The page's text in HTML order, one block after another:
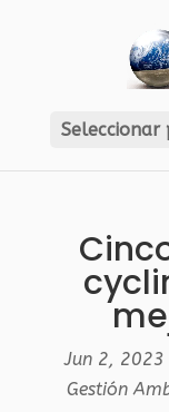
Seleccionar
Jun 2, 2023
Gestión